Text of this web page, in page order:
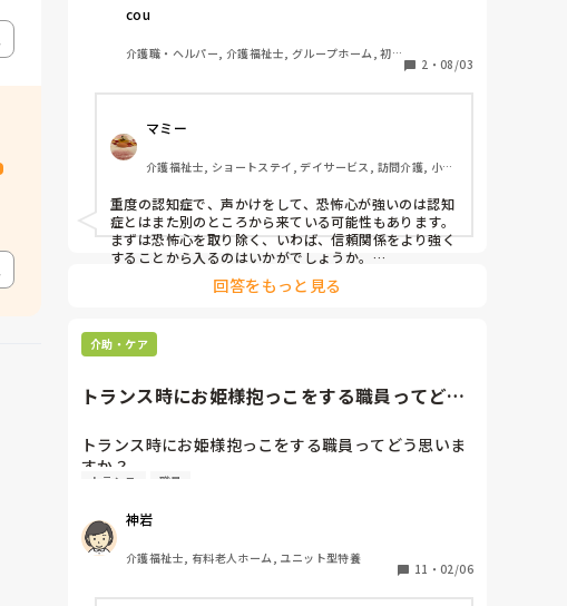
トランス時やトイレ使用時に全身に力が入り後ろに強
く突っ張る方がいます。
とにかく重く、2人介助で抱えてズボンを下げますが
突っ張るので介助者が引っ張られて倒れそうになりま
すし、腰もかなり痛いです。
こう言う場合、どうやってトランスしたら楽でしょう
か？
（ご家族の希望でリハパンでトイレ使用ですのでオム
ツにするのは無理です）
・立位はとれない
・指示は入らない
・体に力が入り脇の下には肘までしか入らない
・体を反るようにして突っ張る
cou
介護職・ヘルパー, 介護福祉士, グループホーム, 初任
2 ・ 08/03
マミー
介護福祉士, ショートステイ, デイサービス, 訪問介護, 小規
重度の認知症で、声かけをして、恐怖心が強いのは認知
症とはまた別のところから来ている可能性もあります。
まずは恐怖心を取り除く、いわば、信頼関係をより強く
することから入るのはいかがでしょうか。
指示が入らなくても、周りの雰囲気や言動はその都度感
じ取っておられます。
トイレにいく＝何か怖いことをされるという植え付けが
あるのかもしれません。貴方様の施設ではないとは思い
うちにも重度の認知症の方(自分の名前も曖昧)で、他施
くにも(トイレなど)何かをされるという怖さか、怖い怖
いとずっとおっしゃられ、まるでこちらが悪いことをし
ているかのように、介助困難でしたが、その方の喜ぶこ
ところに良くなる薬を塗って気持ち良くなりましょう
ね、といいなから、納得されて誘導し塗布してから排泄
を促すを、繰り返す。それでも、トイレにいくとさっき
の会話を忘れておられますが、無理に連れて行かされた
のではないという本人なりの安心感が積み重なって良い
回答をもっと見る
介助・ケア
トランス時にお姫様抱っこをする職員ってどう
トランス時にお姫様抱っこをする職員ってどう思いま
すか？
拘縮ある方がトランス時に足が引っ掛からないよう
に...との事ですが、今までそのスタイルをやった事が
なく、危なっかしくてハラハラしながら見ています。
リクライニング式車椅子は行きも帰りも足側に停めて
おり、車椅子とベッドの距離は1mほどあります)
トランス 職員
神岩
介護福祉士, 有料老人ホーム, ユニット型特養
11 ・ 02/06